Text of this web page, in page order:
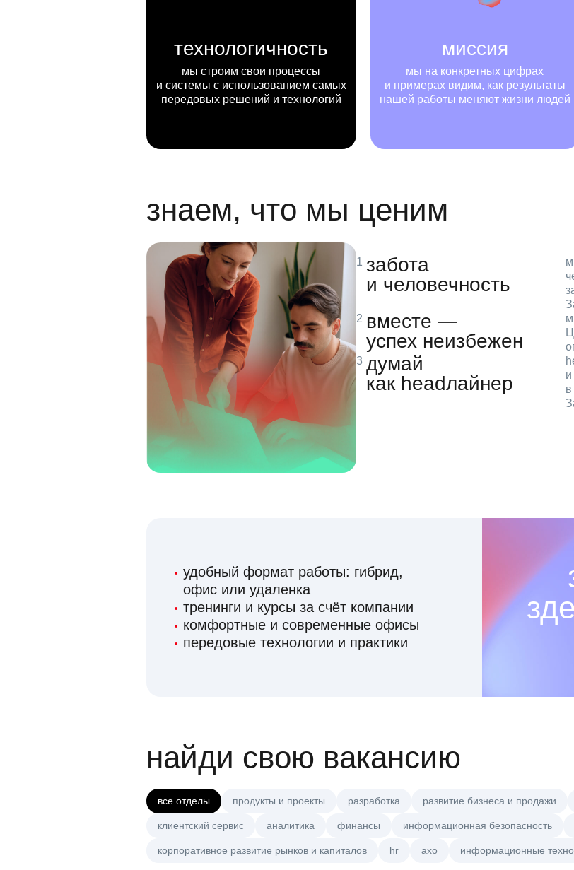
технологичность
мы строим свои процессы
и системы с использованием самых
передовых решений и технологий
миссия
мы на конкретных цифрах
и примерах видим, как результаты
нашей работы меняют жизни людей
знаем, что мы ценим
забота
и человечность
вместе —
успех неизбежен
думай
как headлайнер
удобный формат работы: гибрид,
офис или удаленка
тренинги и курсы за счёт компании
комфортные и современные офисы
передовые технологии и практики
найди свою вакансию
все отделы продукты и проекты разработка развитие бизнеса и продажи
клиентский сервис аналитика финансы информационная безопасность
корпоративное развитие рынков и капиталов hr axo информационные